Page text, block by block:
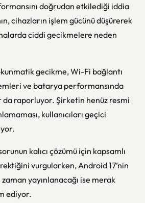
doğrudan etkilediği iddia
cihazların işlem gücünü düşürerek
ciddi gecikmelere neden
gecikme, Wi-Fi bağlantı
ve batarya performansında
da raporluyor. Şirketin henüz resmi
kullanıcıları geçici
kalıcı çözümü için kapsamlı
vurgularken, Android 17’nin
yayınlanacağı ise merak
ediyor.